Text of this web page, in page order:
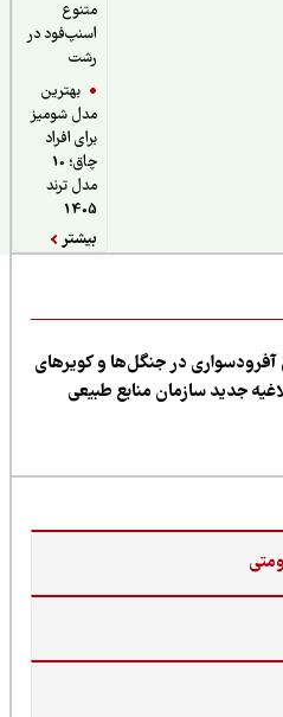
اسنپ‌فود در
بهترین
مدل شومیز
برای افراد
چاق؛ 10
مدل ترند
در جنگل‌ها و کویرهای
جدید سازمان منابع طبیعی